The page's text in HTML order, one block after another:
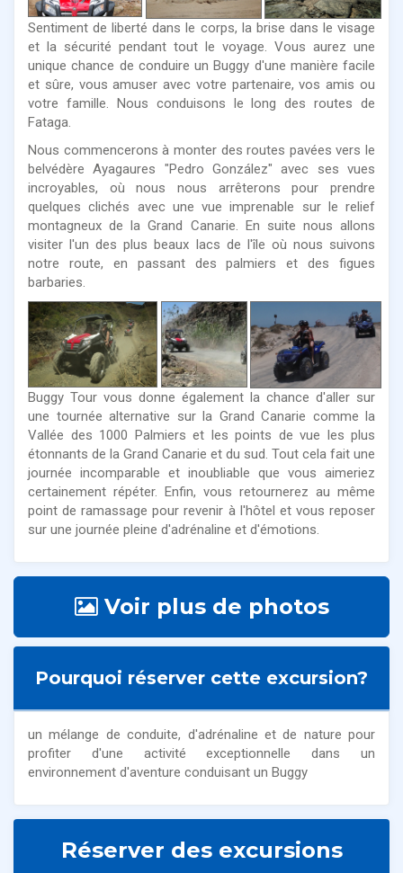
Sentiment de liberté dans le corps, la brise dans le visage
et la sécurité pendant tout le voyage. Vous aurez une
unique chance de conduire un Buggy d'une manière facile
et sûre, vous amuser avec votre partenaire, vos amis ou
votre famille. Nous conduisons le long des routes de
Fataga.
Nous commencerons à monter des routes pavées vers le
belvédère Ayagaures "Pedro González" avec ses vues
incroyables, où nous nous arrêterons pour prendre
quelques clichés avec une vue imprenable sur le relief
montagneux de la Grand Canarie. En suite nous allons
visiter l'un des plus beaux lacs de l'île où nous suivons
notre route, en passant des palmiers et des figues
barbaries.
Buggy Tour vous donne également la chance d'aller sur
une tournée alternative sur la Grand Canarie comme la
Vallée des 1000 Palmiers et les points de vue les plus
étonnants de la Grand Canarie et du sud. Tout cela fait une
journée incomparable et inoubliable que vous aimeriez
certainement répéter. Enfin, vous retournerez au même
point de ramassage pour revenir à l'hôtel et vous reposer
sur une journée pleine d'adrénaline et d'émotions.
Voir plus de photos
Pourquoi réserver cette excursion?
un mélange de conduite, d'adrénaline et de nature pour
profiter d'une activité exceptionnelle dans un
environnement d'aventure conduisant un Buggy
Réserver des excursions